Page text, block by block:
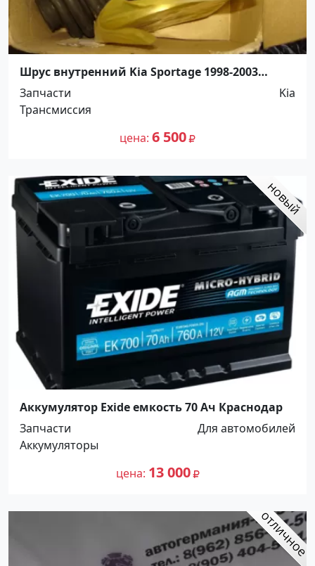
Шрус внутренний Kia Sportage 1998-2003
Краснодар
Запчасти
Kia
Трансмиссия
цена 6 500
Аккумулятор Exide емкость 70 Ач Краснодар
Запчасти
Для автомобилей
Аккумуляторы
цена 13 000